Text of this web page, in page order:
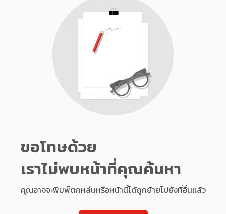
ขอโทษด้วย
เราไม่พบหน้าที่คุณค้นหา
คุณอาจจะพิมพ์ตกหล่นหรือหน้านี้ได้ถูกย้ายไปยังที่อื่นแล้ว